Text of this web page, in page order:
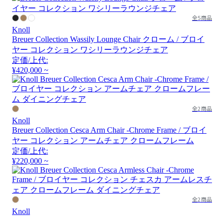
全5商品
Knoll
Breuer Collection Wassily Lounge Chair クローム / ブロイ
ヤー コレクション ワシリーラウンジチェア
定価/上代:
¥420,000 ~
全2商品
Knoll
Breuer Collection Cesca Arm Chair -Chrome Frame / ブロイ
ヤー コレクション アームチェア クロームフレーム
定価/上代:
¥220,000 ~
全2商品
Knoll